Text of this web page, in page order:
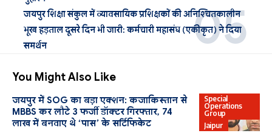
जयपुर शिक्षा संकुल में व्यावसायिक प्रशिक्षकों की अनिश्चितकालीन
भूख हड़ताल दूसरे दिन भी जारी: कर्मचारी महासंघ (एकीकृत) ने दिया
समर्थन
You Might Also Like
Special
Operations
Group
Jaipur
जयपुर में SOG का बड़ा एक्शन: कजाकिस्तान से
MBBS कर लौटे 3 फर्जी डॉक्टर गिरफ्तार, 74
लाख में बनवाए थे ‘पास’ के सर्टिफिकेट